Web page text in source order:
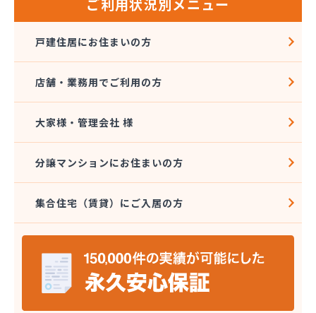
ご利用状況別メニュー
戸建住居にお住まいの方
店舗・業務用でご利用の方
大家様・管理会社 様
分譲マンションにお住まいの方
集合住宅（賃貸）にご入居の方